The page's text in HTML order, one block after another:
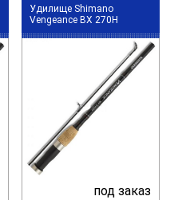
Удилище Shimano
Vengeance BX 270H
под заказ